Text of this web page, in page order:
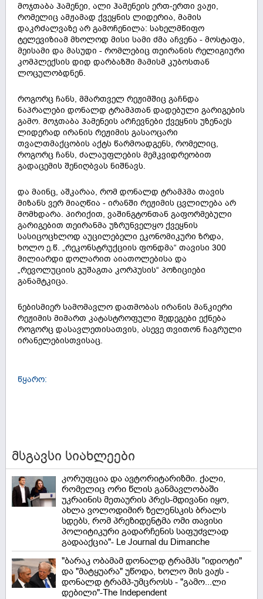
მოჯთაბა ჰამენეი, ალი ჰამენეის ერთ-ერთი ვაჟი,
რომელიც ამჟამად ქვეყნის ლიდერია, მამის
დაკრძალვაზე არ გამოჩენილა: სახელმწიფო
ტელევიზიამ მხოლოდ მისი სამი ძმა აჩვენა - მოსტაფა,
მეისამი და მასუდი - რომლებიც თეირანის რელიგიური
კომპლექსის დიდ დარბაზში მამისმ კუბოსთან
ლოცულობდნენ.
როგორც ჩანს, მმართველ რეჟიმშიც გაჩნდა
ნაპრალები დონალდ ტრამპთან დადებული გარიგების
გამო. მოჯთაბა ჰამენეის არჩევნები ქვეყნის უზენაეს
ლიდერად ირანის რეჟიმის გასაოცარი
თვალთმაქცობის აქტს წარმოადგენს, რომელიც,
როგორც ჩანს, ძალაუფლების მემკვიდრეობით
გადაცემის შენიღბვას ნიშნავს.
და მაინც, აშკარაა, რომ დონალდ ტრამპმა თავის
მიზანს ვერ მიაღწია - ირანში რეჟიმის ცვლილება არ
მომხდარა. პირიქით, ვაშინგტონთან გაფორმებული
გარიგებით თეირანმა უზრუნველყო ქვეყნის
სასიცოცხლოდ აუცილებელი ეკონომიკური ზრდა,
ხოლო ე.წ. „რეკონსტრუქციის ფონდმა“ თავისი 300
მილიარდი დოლარით აიათოლებისა და
„რევოლუციის გუშაგთა კორპუსის“ პოზიციები
განამტკიცა.
ნებისმიერ სამომავლო დათმობას ირანის მანკიერი
რეჟიმის მიმართ კატასტროფული შედეგები ექნება
როგორც დასავლეთისათვის, ასევე თვითონ ჩაგრული
ირანელებისთვისაც.
წყარო:
მსგავსი სიახლეები
კორუფცია და ავტორიტარიზმი. ქალი,
რომელიც ორი წლის განმავლობაში
უკრაინის მეთაურის პრეს-მდივანი იყო,
ახლა ვოლოდიმირ ზელენსკის ბრალს
სდებს, რომ პრეზიდენტმა ომი თავისი
პოლიტიკური გადარჩენის საფუძვლად
გადააქცია"- Le Journal du Dimanche
"ბარაკ ობამამ დონალდ ტრამპს "იდიოტი"
და "მატყუარა" უწოდა, ხოლო მის ვაჟს -
დონალდ ტრამპ-უმცროსს - "გამო...ლი
დებილი"-The Independent